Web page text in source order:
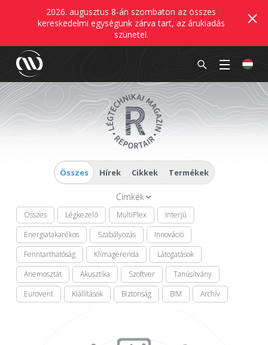
2026. augusztus 8-án szombaton az összes
kereskedelmi egységünk zárva tart, az árukiadás
szünetel.
Összes Hírek Cikkek Termékek
Címkék
Összes Légkezelő MultiPlex
Interjú
Energiatakarékos
Szabályozás
Innováció
Fenntarthatóság
Klímagerenda
Látogatások
Anemosztát
Akusztika Szoftver
Tanúsítvány
Eurovent
Kiállítások Biztonság BIM Archív